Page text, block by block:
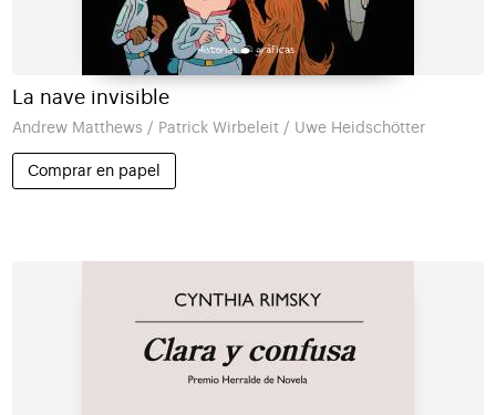
La nave invisible
Andrew Matthews / Patrick Wirbeleit / Uwe Heidschötter
Comprar en papel